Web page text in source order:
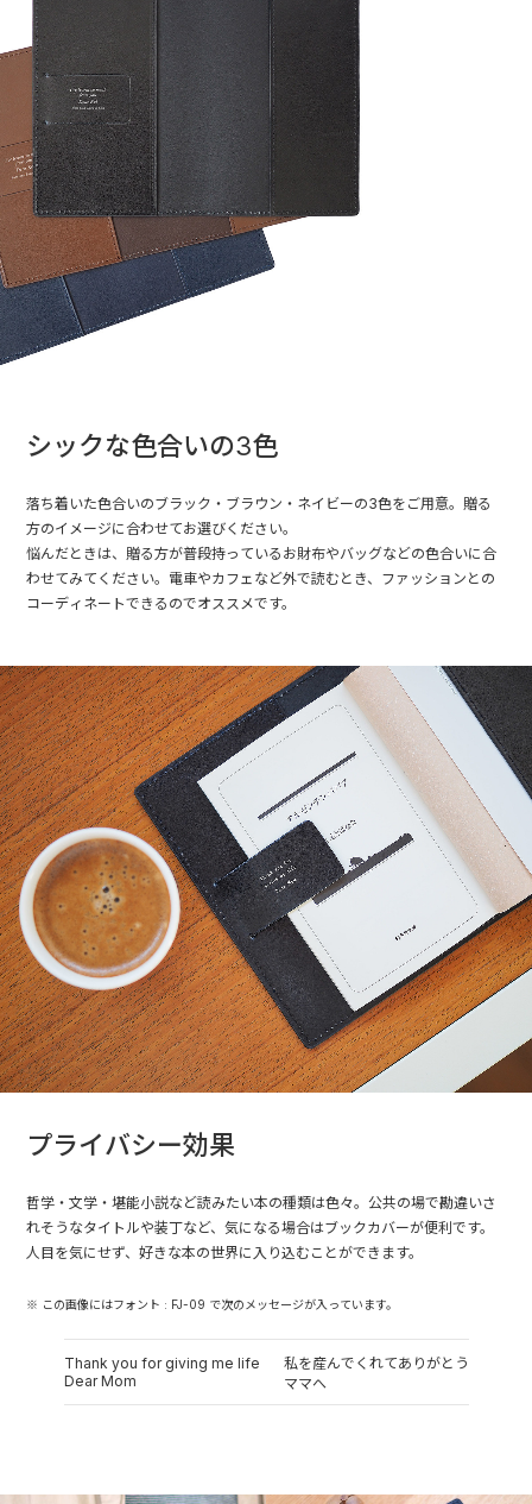
シックな色合いの3色
落ち着いた色合いのブラック・ブラウン・ネイビーの3色をご用意。贈る
方のイメージに合わせてお選びください。
悩んだときは、贈る方が普段持っているお財布やバッグなどの色合いに合
わせてみてください。電車やカフェなど外で読むとき、ファッションとの
コーディネートできるのでオススメです。
プライバシー効果
哲学・文学・堪能小説など読みたい本の種類は色々。公共の場で勘違いさ
れそうなタイトルや装丁など、気になる場合はブックカバーが便利です。
人目を気にせず、好きな本の世界に入り込むことができます。
※ この画像にはフォント : FJ-09 で次のメッセージが入っています。
Thank you for giving me life
Dear Mom
私を産んでくれてありがとう
ママへ